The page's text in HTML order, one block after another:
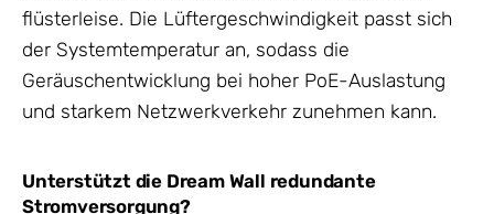
flüsterleise. Die Lüftergeschwindigkeit passt sich
der Systemtemperatur an, sodass die
Geräuschentwicklung bei hoher PoE-Auslastung
und starkem Netzwerkverkehr zunehmen kann.
Unterstützt die Dream Wall redundante
Stromversorgung?